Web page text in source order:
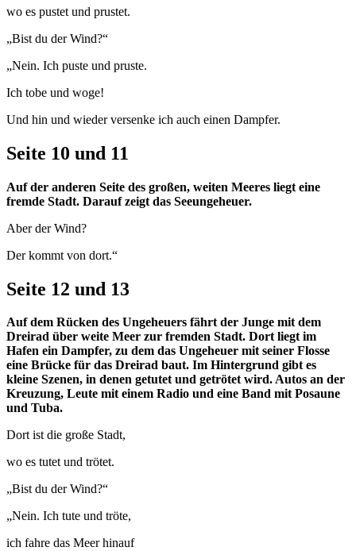
wo es pustet und prustet.
„Bist du der Wind?“
„Nein. Ich puste und pruste.
Ich tobe und woge!
Und hin und wieder versenke ich auch einen Dampfer.
Seite 10 und 11
Auf der anderen Seite des großen, weiten Meeres liegt eine
fremde Stadt. Darauf zeigt das Seeungeheuer.
Aber der Wind?
Der kommt von dort.“
Seite 12 und 13
Auf dem Rücken des Ungeheuers fährt der Junge mit dem
Dreirad über weite Meer zur fremden Stadt. Dort liegt im
Hafen ein Dampfer, zu dem das Ungeheuer mit seiner Flosse
eine Brücke für das Dreirad baut. Im Hintergrund gibt es
kleine Szenen, in denen getutet und getrötet wird. Autos an der
Kreuzung, Leute mit einem Radio und eine Band mit Posaune
und Tuba.
Dort ist die große Stadt,
wo es tutet und trötet.
„Bist du der Wind?“
„Nein. Ich tute und tröte,
ich fahre das Meer hinauf